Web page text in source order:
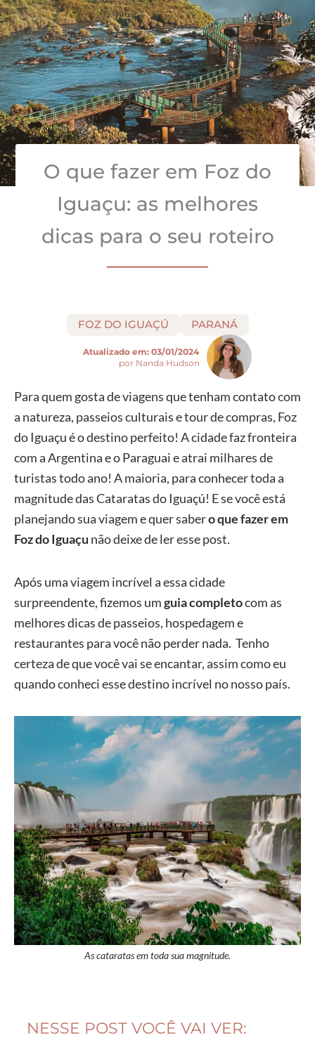
O que fazer em Foz do
Iguaçu: as melhores
dicas para o seu roteiro
FOZ DO IGUAÇÚ PARANÁ
Atualizado em: 03/01/2024
por Nanda Hudson
Para quem gosta de viagens que tenham contato com
a natureza, passeios culturais e tour de compras, Foz
do Iguaçu é o destino perfeito! A cidade faz fronteira
com a Argentina e o Paraguai e atrai milhares de
turistas todo ano! A maioria, para conhecer toda a
magnitude das Cataratas do Iguaçú! E se você está
planejando sua viagem e quer sabero que fazer em
Foz do Iguaçu não deixe de ler esse post.
Após uma viagem incrível a essa cidade
surpreendente, fizemos umguia completocom as
melhores dicas de passeios, hospedagem e
restaurantes para você não perder nada. Tenho
certeza de que você vai se encantar, assim como eu
quando conheci esse destino incrível no nosso país.
As cataratas em toda sua magnitude.
NESSE POST VOCÊ VAI VER: